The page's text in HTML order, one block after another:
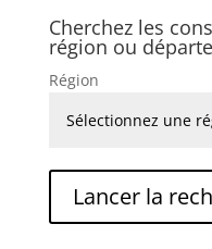
Cherchez les
région ou
Région